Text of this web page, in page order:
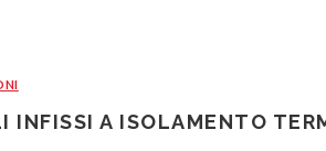
INFISSI A ISOLAMENTO